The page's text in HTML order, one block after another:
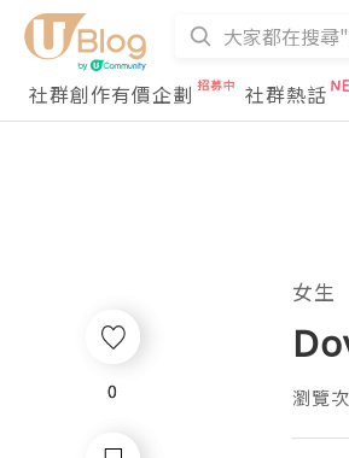
社群創作有價企劃 社群熱話
0
女生
瀏覽
0